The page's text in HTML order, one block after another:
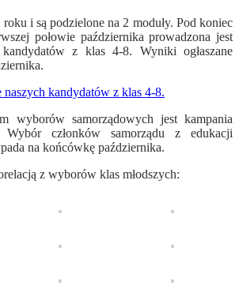
i są podzielone na 2 moduły. Pod koniec
połowie października prowadzona jest
z klas 4-8. Wyniki ogłaszane
kandydatów z klas 4-8.
wyborów samorządowych jest kampania
członków samorządu z edukacji
na końcówkę października.
z wyborów klas młodszych: